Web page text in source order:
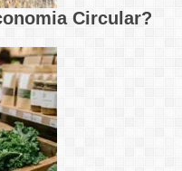
Circular?